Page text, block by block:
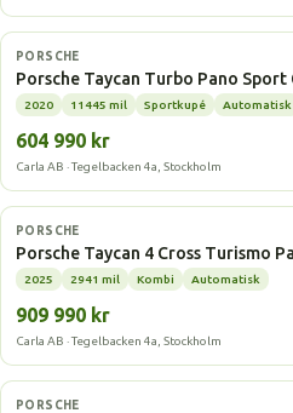
Elbil
PORSCHE
Porsche Taycan Turbo Pano Sport
2020 11445 mil Sportkupé Automatisk
604 990 kr
Carla AB · Tegelbacken 4a, Stockholm
Elbil
PORSCHE
Porsche Taycan 4 Cross Turismo
2025 2941 mil Kombi Automatisk
909 990 kr
Carla AB · Tegelbacken 4a, Stockholm
Elbil
PORSCHE